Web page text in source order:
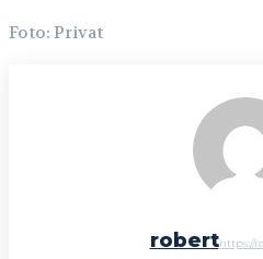
Foto: Privat
roberthttps://